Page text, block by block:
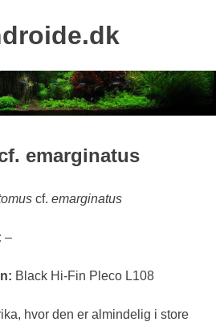
emarginatus
cf. emarginatus
–
Black Hi-Fin Pleco L108
hvor den er almindelig i store